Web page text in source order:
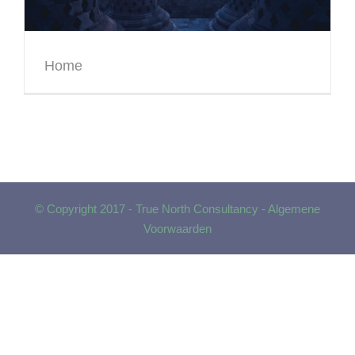
Home
© Copyright 2017 - True North Consultancy - Algemene
Voorwaarden